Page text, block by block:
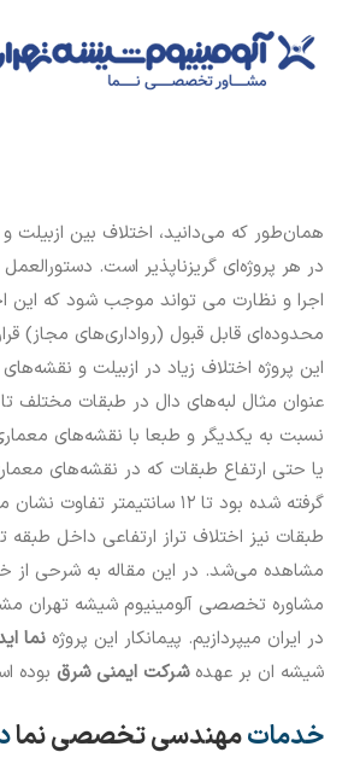
همان‌طور که می‌دانید، اختلاف بین ازبیلت
در هر پروژه‌ای گریزناپذیر است.
اجرا و نظارت می تواند موجب شود که این
محدوده‌ای قابل قبول (رواداری‌های مجاز)
این پروژه اختلاف زیاد در ازبیلت و
نسبت به یکدیگر و طبعا با نقشه‌های
یا حتی ارتفاع طبقات که در نقشه‌های
گرفته شده بود تا ۱۲ سانتیمتر
مشاهده می‌شد. در این مقاله به شرحی از
مشاوره تخصصی آلومینیوم شیشه تهران
در ایران میپردازیم. پیمانکار این پروژه نما
شیشه ان بر عهدهشرکت ایمنی شرق بوده
خدماتمهندسی تخصصی نما